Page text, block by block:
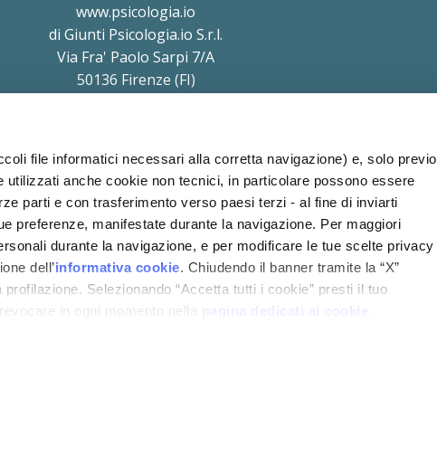
file informatici necessari alla corretta navigazione) e, solo previo
utilizzati anche cookie non tecnici, in particolare possono essere
parti e con trasferimento verso paesi terzi - al fine di inviarti
preferenze, manifestate durante la navigazione. Per maggiori
durante la navigazione, e per modificare le tue scelte privacy
dell’informativa cookie. Chiudendo il banner tramite la “X”
Selezionando “Accetta tutti i cookie” presti il tuo
in ogni momento nella
pagina dedicati ai cookie
www.psicologia.io
di Giunti Psicologia.io S.r.l.
Via Fra' Paolo Sarpi 7/A
50136 Firenze (FI)
a direzione e coordinamento di Holding Daniel S.r.l.